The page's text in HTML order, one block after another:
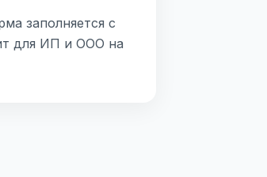
заполняется с
для ИП и ООО на